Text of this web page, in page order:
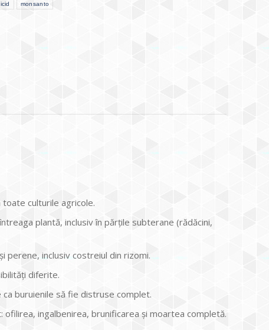
monsanto
culturile agricole.
plantă, inclusiv în părţile subterane (rădăcini,
perene, inclusiv costreiul din rizomi.
diferite.
buruienile să fie distruse complet.
ingalbenirea, brunificarea şi moartea completă.